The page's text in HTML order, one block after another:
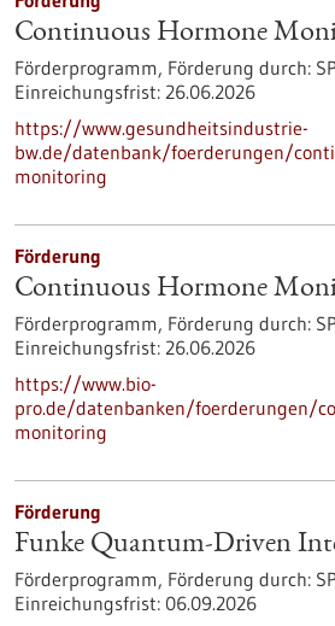
Continuous Hormone
Förderprogramm, Förderung durch:
Einreichungsfrist: 26.06.2026
https://www.gesundheitsindustrie-
bw.de/datenbank/foerderungen/
monitoring
Förderung
Continuous Hormone
Förderprogramm, Förderung durch:
Einreichungsfrist: 26.06.2026
https://www.bio-
pro.de/datenbanken/foerderungen/
monitoring
Förderung
Funke Quantum-Driven
Förderprogramm, Förderung durch:
Einreichungsfrist: 06.09.2026